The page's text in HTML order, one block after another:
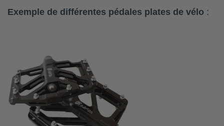
Exemple de différentes pédales plates de vélo :